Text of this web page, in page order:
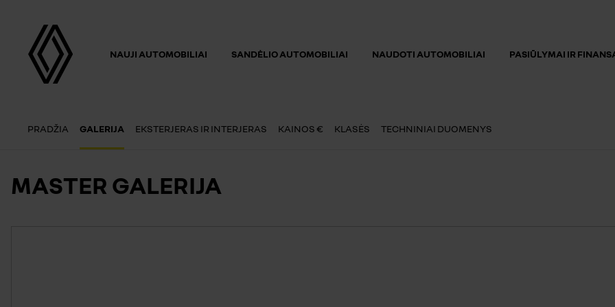
NAUJI AUTOMOBILIAI SANDĖLIO AUTOMOBILIAI NAUDOTI AUTOMOBILIAI PASIŪLYMAI IR
PRADŽIA GALERIJA EKSTERJERAS IR INTERJERAS KAINOS € KLASĖS TECHNINIAI DUOMENYS
MASTER GALERIJA